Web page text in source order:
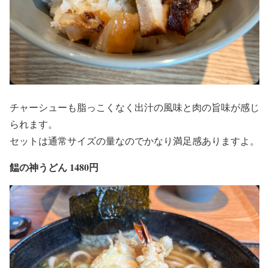
チャーシューも脂っこくなく出汁の風味と肉の旨味が感じ
られます。
セットは通常サイズの量なのでかなり満足感ありますよ。
饂の神うどん 1480円